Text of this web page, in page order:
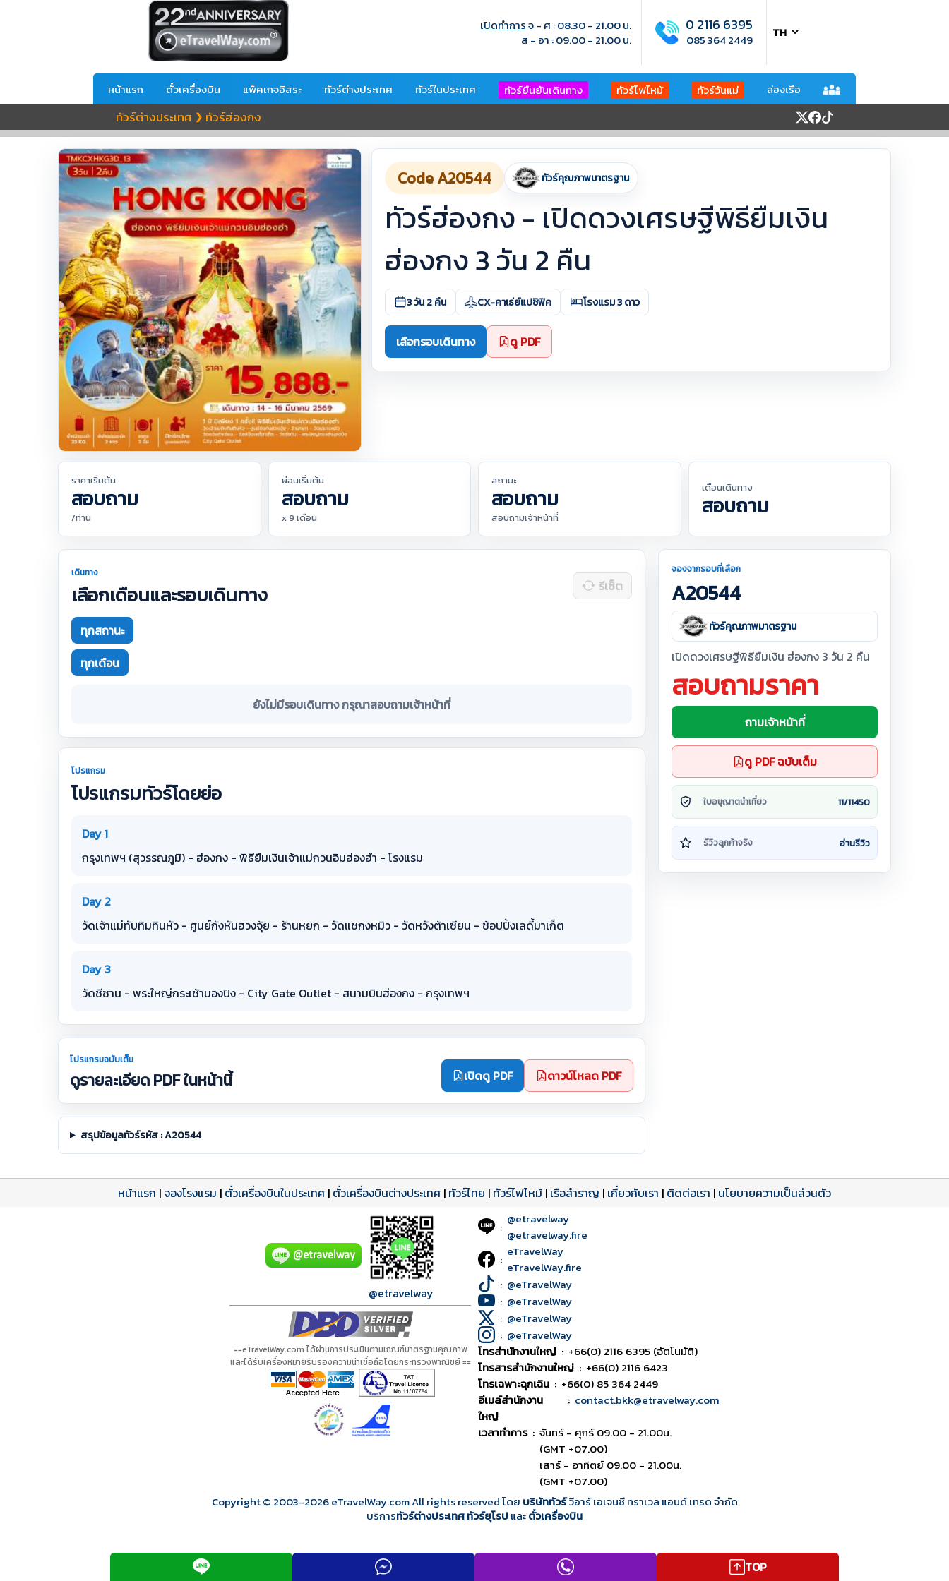
เปิดทำการจ - ศ : 08.30 - 21.00 น.
ส - อา : 09.00 - 21.00 น.
0 2116 6395
085 364 2449
หน้าแรก ตั๋วเครื่องบิน แพ็คเกจอิสระ ทัวร์ต่างประเทศ ทัวร์ในประเทศ ทัวร์ยืนยันเดินทาง ทัวร์ไฟไหม้ ทัวร์วันแม่ ล่องเรือ
ทัวร์ต่างประเทศ ❯ ทัวร์ฮ่องกง
Code A20544 ทัวร์คุณภาพมาตรฐาน
ทัวร์ฮ่องกง - เปิดดวงเศรษฐีพิธียืมเงิน
ฮ่องกง 3 วัน 2 คืน
3 วัน 2 คืน CX-คาเธ่ย์แปซิฟิค โรงแรม 3 ดาว
เลือกรอบเดินทาง ดู PDF
ราคาเริ่มต้น
สอบถาม
/ท่าน
ผ่อนเริ่มต้น
สอบถาม
x 9 เดือน
สถานะ
สอบถาม
สอบถามเจ้าหน้าที่
เดือนเดินทาง
สอบถาม
เดินทาง
เลือกเดือนและรอบเดินทาง รีเซ็ต
ทุกสถานะ
ทุกเดือน
ยังไม่มีรอบเดินทาง กรุณาสอบถามเจ้าหน้าที่
โปรแกรม
โปรแกรมทัวร์โดยย่อ
Day 1
กรุงเทพฯ (สุวรรณภูมิ) - ฮ่องกง - พิธียืมเงินเจ้าแม่กวนอิมฮ่องฮำ - โรงแรม
Day 2
วัดเจ้าแม่ทับทิมทินหัว - ศูนย์กังหันฮวงจุ้ย - ร้านหยก - วัดแชกงหมิว - วัดหวังต้าเซียน - ช้อปปิ้งเลดี้มาเก็ต
Day 3
วัดชีซาน - พระใหญ่กระเช้านองปิง - City Gate Outlet - สนามบินฮ่องกง - กรุงเทพฯ
โปรแกรมฉบับเต็ม
ดูรายละเอียด PDF ในหน้านี้ เปิดดู PDF ดาวน์โหลด PDF
สรุปข้อมูลทัวร์รหัส : A20544
จองจากรอบที่เลือก
A20544
ทัวร์คุณภาพมาตรฐาน
เปิดดวงเศรษฐีพิธียืมเงิน ฮ่องกง 3 วัน 2 คืน
สอบถามราคา
ถามเจ้าหน้าที่
ดู PDF ฉบับเต็ม
ใบอนุญาตนำเที่ยว 11/11450
รีวิวลูกค้าจริง อ่านรีวิว
หน้าแรก |จองโรงแรม | ตั๋วเครื่องบินในประเทศ | ตั๋วเครื่องบินต่างประเทศ | ทัวร์ไทย | ทัวร์ไฟไหม้ | เรือสำราญ | เกี่ยวกับเรา | ติดต่อเรา | นโยบายความเป็นส่วนตัว
@etravelway
==eTravelWay.com ได้ผ่านการประเมินตามเกณฑ์มาตรฐานคุณภาพ
และได้รับเครื่องหมายรับรองความน่าเชื่อถือโดยกระทรวงพาณิชย์ ==
: @etravelway
@etravelway.fire
: eTravelWay
eTravelWay.fire
: @eTravelWay
: @eTravelWay
: @eTravelWay
: @eTravelWay
โทรสำนักงานใหญ่ : +66(0) 2116 6395 (อัตโนมัติ)
โทรสารสำนักงานใหญ่ : +66(0) 2116 6423
โทรเฉพาะฉุกเฉิน : +66(0) 85 364 2449
อีเมล์สำนักงาน
ใหญ่
: contact.bkk@etravelway.com
เวลาทำการ : จันทร์ - ศุกร์ 09.00 - 21.00น.
(GMT +07.00)
เสาร์ - อาทิตย์ 09.00 - 21.00น.
(GMT +07.00)
Copyright © 2003-2026eTravelWay.com All rights reserved โดย บริษัททัวร์วีอาร์ เอเจนซี ทราเวล แอนด์ เทรด จำกัด
บริการทัวร์ต่างประเทศทัวร์ยุโรปและตั๋วเครื่องบิน
TOP